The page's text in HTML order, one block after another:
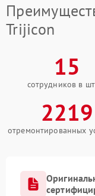
Trijicon
15
сотрудников в
2219
отремонтированных